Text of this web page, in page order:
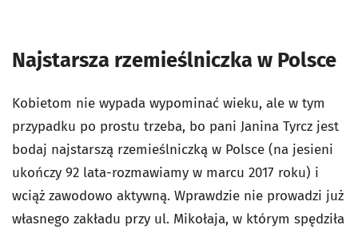
Najstarsza rzemieślniczka w Polsce
Kobietom nie wypada wypominać wieku, ale w tym
przypadku po prostu trzeba, bo pani Janina Tyrcz jest
bodaj najstarszą rzemieślniczką w Polsce (na jesieni
ukończy 92 lata-rozmawiamy w marcu 2017 roku) i
wciąż zawodowo aktywną. Wprawdzie nie prowadzi już
własnego zakładu przy ul. Mikołaja, w którym spędziła